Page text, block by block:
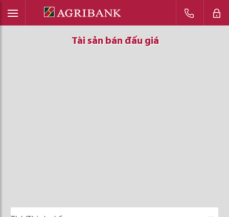
Tài sản bán đấu giá
Tài sản bán đấu giá
Tài sản bán đấu giá